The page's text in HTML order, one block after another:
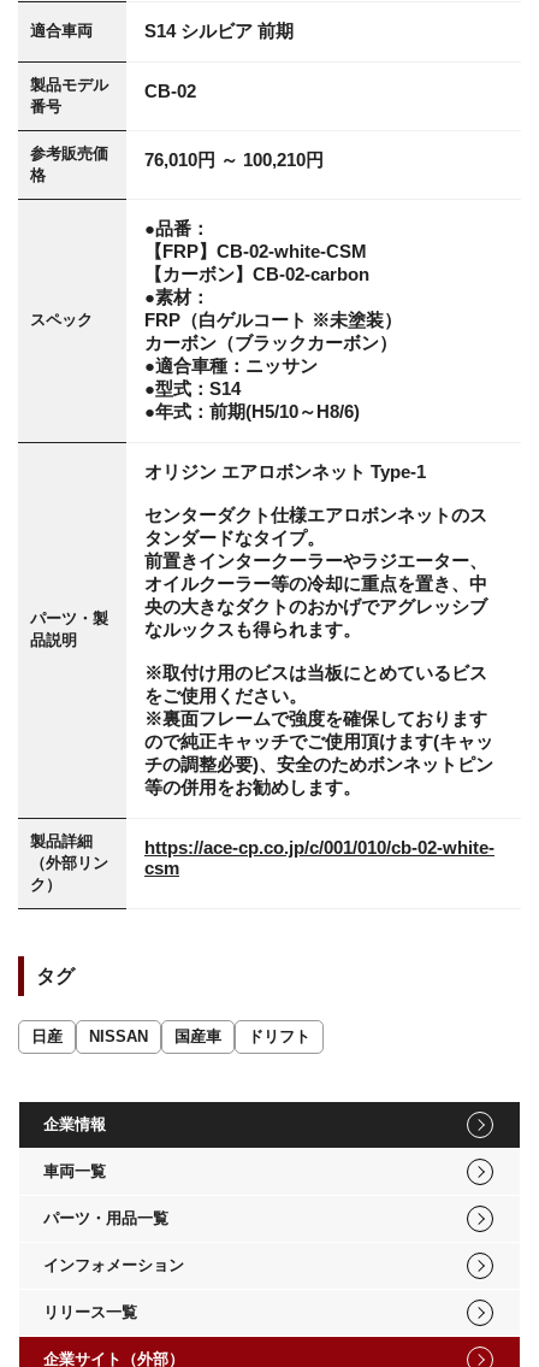
適合車両 S14 シルビア 前期
製品モデル
番号
CB-02
参考販売価
格
76,010円 ～ 100,210円
スペック
●品番：
【FRP】CB-02-white-CSM
【カーボン】CB-02-carbon
●素材：
FRP（白ゲルコート ※未塗装）
カーボン（ブラックカーボン）
●適合車種：ニッサン
●型式：S14
●年式：前期(H5/10～H8/6)
パーツ・製
品説明
オリジン エアロボンネット Type-1
センターダクト仕様エアロボンネットのス
タンダードなタイプ。
前置きインタークーラーやラジエーター、
オイルクーラー等の冷却に重点を置き、中
央の大きなダクトのおかげでアグレッシブ
なルックスも得られます。
※取付け用のビスは当板にとめているビス
をご使用ください。
※裏面フレームで強度を確保しております
ので純正キャッチでご使用頂けます(キャッ
チの調整必要)、安全のためボンネットピン
等の併用をお勧めします。
製品詳細
（外部リン
ク）
https://ace-cp.co.jp/c/001/010/cb-02-white-
csm
タグ
日産 NISSAN 国産車 ドリフト
企業情報
車両一覧
パーツ・用品一覧
インフォメーション
リリース一覧
企業サイト（外部）